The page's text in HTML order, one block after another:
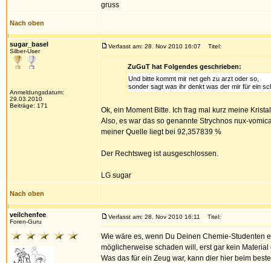
gruss
Nach oben
sugar_basel
Silber-User
Anmeldungsdatum:
29.03.2010
Beiträge: 171
Verfasst am: 28. Nov 2010 16:07 Titel:
ZuGuT hat Folgendes geschrieben:
Und bitte kommt mir net geh zu arzt oder so,
sonder sagt was ihr denkt was der mir für ein
Ok, ein Moment Bitte. Ich frag mal kurz meine
Also, es war das so genannte Strychnos nux-
meiner Quelle liegt bei 92,357839 %
Der Rechtsweg ist ausgeschlossen.
LG sugar
Nach oben
veilchenfee
Foren-Guru
Verfasst am: 28. Nov 2010 16:11 Titel:
Wie wäre es, wenn Du Deinen Chemie-Studenten
möglicherweise schaden will, erst gar kein Material
Was das für ein Zeug war, kann dier hier beim